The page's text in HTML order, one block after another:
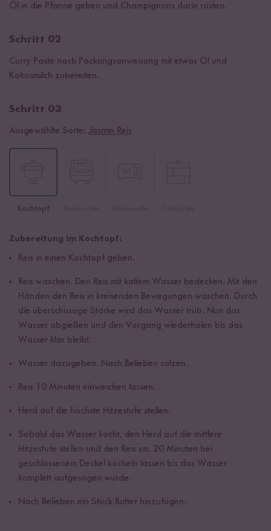
Öl in die Pfanne geben und Champignons darin rösten.
Schritt 02
Curry Paste nach Packungsanweisung mit etwas Öl und
Kokosmilch zubereiten.
Schritt 03
Ausgewählte Sorte: Jasmin Reis
Kochtopf
Zubereitung im Kochtopf:
Reis in einen Kochtopf geben.
Reis waschen. Den Reis mit kaltem Wasser bedecken. Mit den
Händen den Reis in kreisenden Bewegungen waschen. Durch
die überschüssige Stärke wird das Wasser trüb. Nun das
Wasser abgießen und den Vorgang wiederholen bis das
Wasser klar bleibt.
Wasser dazugeben. Nach Belieben salzen.
Reis 10 Minuten einweichen lassen.
Herd auf die höchste Hitzestufe stellen.
Sobald das Wasser kocht, den Herd auf die mittlere
Hitzestufe stellen und den Reis ca. 20 Minuten bei
geschlossenem Deckel köcheln lassen bis das Wasser
komplett aufgesogen wurde.
Nach Belieben ein Stück Butter hinzufügen.